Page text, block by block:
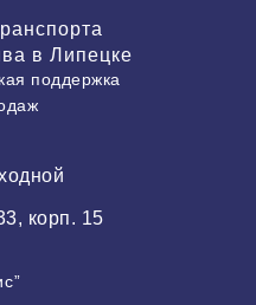
в Липецке
поддержка
корп. 15